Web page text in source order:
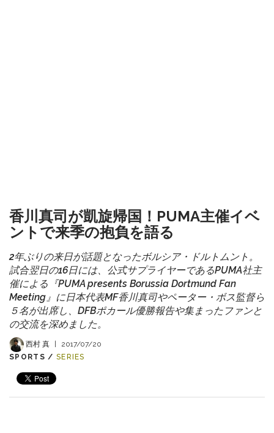
香川真司が凱旋帰国！PUMA主催イベ
ントで来季の抱負を語る
2年ぶりの来日が話題となったボルシア・ドルトムント。
試合翌日の16日には、公式サプライヤーであるPUMA社主
催による『PUMA presents Borussia Dortmund Fan
Meeting』に日本代表MF香川真司やペーター・ボス監督ら
５名が出席し、DFBポカール優勝報告や集まったファンと
の交流を深めました。
西村 真 |
2017/07/20
SPORTS / SERIES